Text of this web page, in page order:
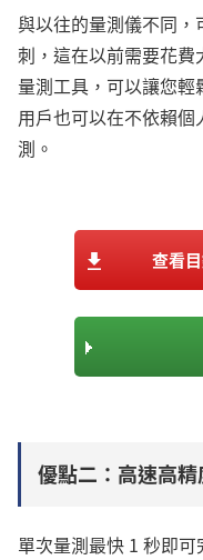
與以往的量測儀不同
刺，這在以前需要花
量測工具，可以讓您
用戶也可以在不依賴
測。
查看
優點二：高速高精
單次量測最快 1 秒即